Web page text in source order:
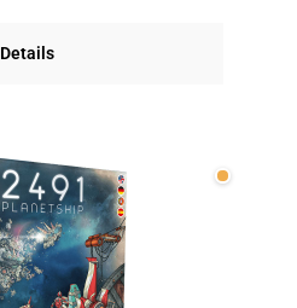
Details
Wenige